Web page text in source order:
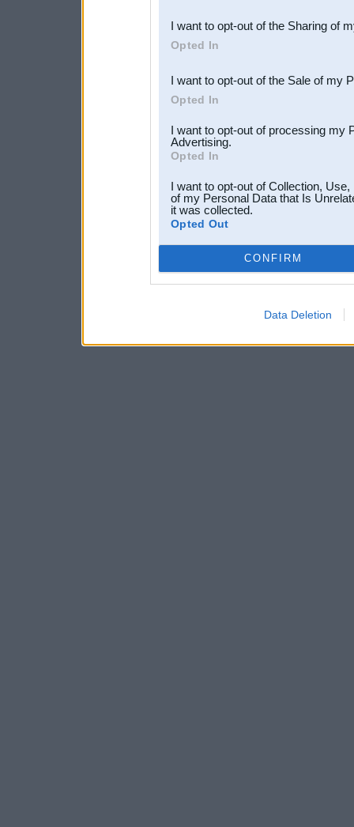
Downstream Participants
third parties.
I want to opt-out of the Sharing of
Opted In
I want to opt-out of the Sale of my
Opted In
I want to opt-out of processing my
Advertising.
Opted In
I want to opt-out of Collection,
of my Personal Data that Is
it was collected.
Opted Out
CONFIRM
Data Deletion